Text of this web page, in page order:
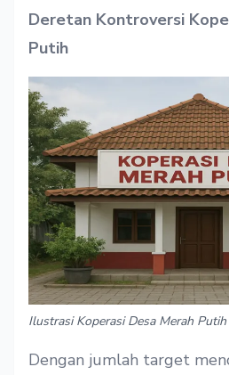
Deretan Kontroversi
Putih
Ilustrasi Koperasi Desa Merah Putih
Dengan jumlah target